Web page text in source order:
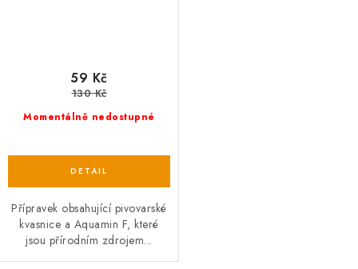
Momentálně nedostupné
59 Kč
130 Kč
Přípravek obsahující pivovarské
kvasnice a Aquamin F, které
jsou přírodním zdrojem...